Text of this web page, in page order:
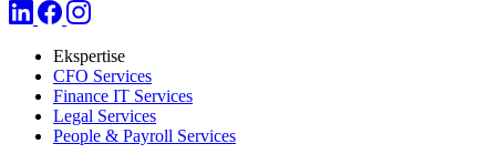
Ekspertise
CFO Services
Finance IT Services
Legal Services
People & Payroll Services